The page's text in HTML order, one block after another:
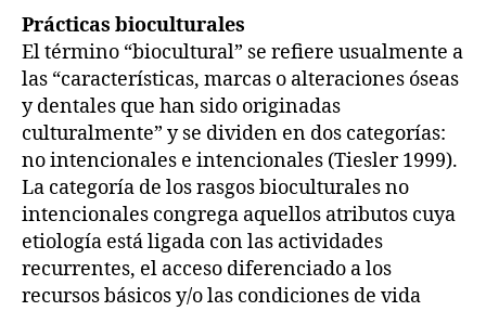
Prácticas bioculturales
El término “biocultural” se refiere usualmente a
las “características, marcas o alteraciones óseas
y dentales que han sido originadas
culturalmente” y se dividen en dos categorías:
no intencionales e intencionales (Tiesler 1999).
La categoría de los rasgos bioculturales no
intencionales congrega aquellos atributos cuya
etiología está ligada con las actividades
recurrentes, el acceso diferenciado a los
recursos básicos y/o las condiciones de vida